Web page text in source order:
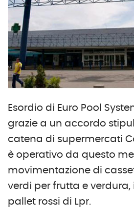
Esordio di Euro Pool
grazie a un accordo
catena di supermercati
è operativo da questo
movimentazione di
verdi per frutta e verdura,
pallet rossi di Lpr.